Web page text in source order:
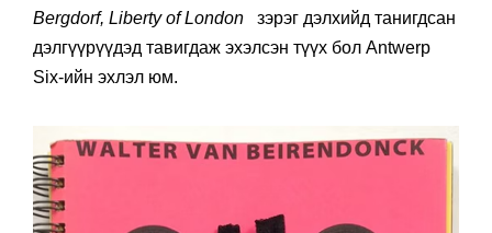
Bergdorf, Liberty of London зэрэг дэлхийд танигдсан
дэлгүүрүүдэд тавигдаж эхэлсэн түүх бол Antwerp
Six-ийн эхлэл юм.